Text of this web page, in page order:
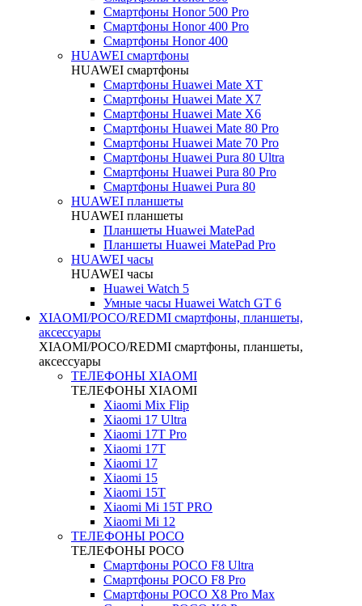
Смартфоны Honor 500 Pro
Смартфоны Honor 400 Pro
Смартфоны Honor 400
HUAWEI cмартфоны
HUAWEI cмартфоны
Смартфоны Huawei Mate XT
Смартфоны Huawei Mate X7
Смартфоны Huawei Mate X6
Смартфоны Huawei Mate 80 Pro
Смартфоны Huawei Mate 70 Pro
Смартфоны Huawei Pura 80 Ultra
Смартфоны Huawei Pura 80 Pro
Смартфоны Huawei Pura 80
HUAWEI планшеты
HUAWEI планшеты
Планшеты Huawei MatePad
Планшеты Huawei MatePad Pro
HUAWEI часы
HUAWEI часы
Huawei Watch 5
Умные часы Huawei Watch GT 6
XIAOMI/POCO/REDMI cмартфоны, планшеты,
аксессуары
XIAOMI/POCO/REDMI cмартфоны, планшеты,
аксессуары
ТЕЛЕФОНЫ XIAOMI
ТЕЛЕФОНЫ XIAOMI
Xiaomi Mix Flip
Xiaomi 17 Ultra
Xiaomi 17T Pro
Xiaomi 17T
Xiaomi 17
Xiaomi 15
Xiaomi 15T
Xiaomi Mi 15T PRO
Xiaomi Mi 12
ТЕЛЕФОНЫ POCO
ТЕЛЕФОНЫ POCO
Смартфоны POCO F8 Ultra
Смартфоны POCO F8 Pro
Смартфоны POCO X8 Pro Max